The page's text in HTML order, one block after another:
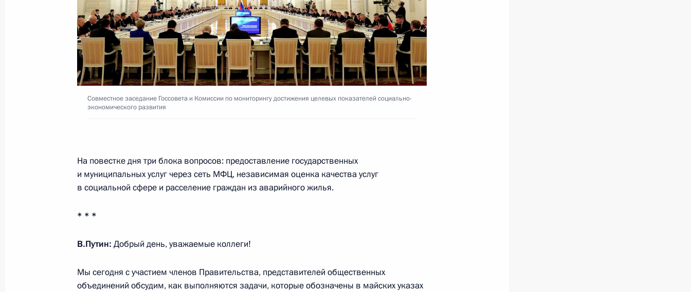
24 апреля 2023 года, 13:15
Совещание с членами Правительства
12 января 2022 года, 12:20
Совещание с членами Правительства
Совещание с членами Правительства
Совещание по реализации отдельных положений Послания
19 мая 2021 года, 14:30
Совместное заседание Госсовета и Комиссии по мониторингу достижения целевых показателей социально-
экономического развития
На повестке дня три блока вопросов: предоставление государственных
и муниципальных услуг через сеть МФЦ, независимая оценка качества услуг
в социальной сфере и расселение граждан из аварийного жилья.
* * *
В.Путин: Добрый день, уважаемые коллеги!
Мы сегодня с участием членов Правительства, представителей общественных
объединений обсудим, как выполняются задачи, которые обозначены в майских указах